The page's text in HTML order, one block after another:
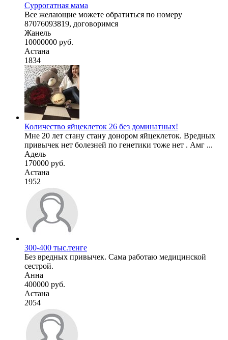
Суррогатная мама
Все желающие можете обратиться по номеру
87076093819, договоримся
Жанель
10000000 руб.
Астана
1834
Количество яйцеклеток 26 без доминатных!
Мне 20 лет стану стану донором яйцеклеток. Вредных
привычек нет болезней по генетики тоже нет . Амг ...
Адель
170000 руб.
Астана
1952
300-400 тыс.тенге
Без вредных привычек. Сама работаю медицинской
сестрой.
Анна
400000 руб.
Астана
2054